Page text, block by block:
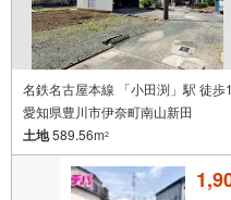
名鉄名古屋本線 「小田渕」駅 徒歩
愛知県豊川市伊奈町南山新田
土地589.56m2